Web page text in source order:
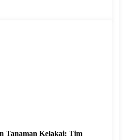
Tanaman Kelakai: Tim